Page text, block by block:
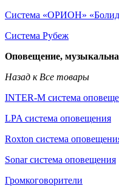
Система «ОРИОН»
Система Рубеж
Оповещение,
Назад к Все товары
INTER-M система
LPA система оповещения
Roxton система
Sonar система оповещения
Громкоговорители